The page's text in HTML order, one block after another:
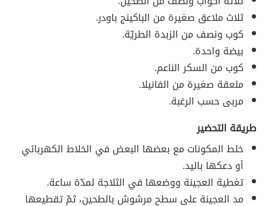
ثلاث ملاعق صغيرة من الباكينج باودر.
كوب ونصف من الزبدة الطريّة.
بيضة واحدة.
كوب من السكر الناعم.
ملعقة صغيرة من الفانيلا.
مربى حسب الرغبة.
طريقة التحضير
خلط المكونات مع بعضها البعض في الخلاط الكهربائي
أو دعكها باليد.
تغطية العجينة ووضعها في الثلاجة لمدّة ساعة.
مد العجينة على سطح مرشوش بالطحين، ثمّ تقطيعها